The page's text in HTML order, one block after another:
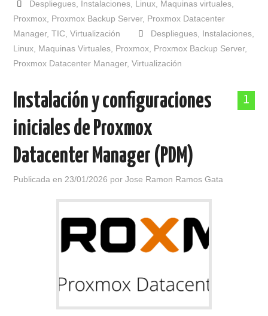
Despliegues, Instalaciones, Linux, Maquinas virtuales,
Proxmox Proxmox Backup Server, Proxmox Datacenter
Manager,TIC ,Virtualización Despliegues, Instalaciones,
Linux Maquinas Virtuales Proxmox Proxmox Backup Server,
Proxmox Datacenter Manager,Virtualización
1
Instalación y configuraciones
iniciales de Proxmox
Datacenter Manager (PDM)
Publicada en 23/01/2026 porJose Ramon Ramos Gata